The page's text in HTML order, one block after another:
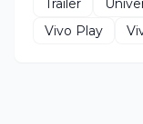
Vivo Play